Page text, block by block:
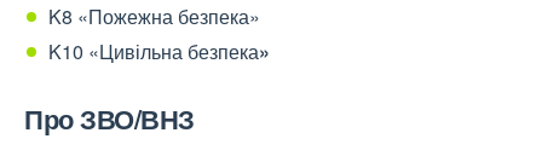
K8 «Пожежна безпека»
K10 «Цивільна безпека»
Про ЗВО/ВНЗ